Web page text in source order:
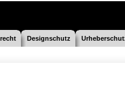
Designschutz